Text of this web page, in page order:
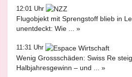
12:01 Uhr
Flugobjekt mit Sprengstoff blieb in
unentdeckt: Wie ... »
11:31 Uhr
Wenig Grossschäden: Swiss Re
Halbjahresgewinn – und ... »